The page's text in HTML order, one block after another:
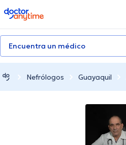
doctoranytime
Encuentra un médico
Nefrólogos Guayaquil